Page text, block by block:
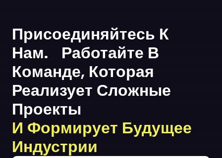
Присоединяйтесь К
Нам. Работайте В
Команде, Которая
Реализует Сложные
Проекты
И Формирует Будущее
Индустрии